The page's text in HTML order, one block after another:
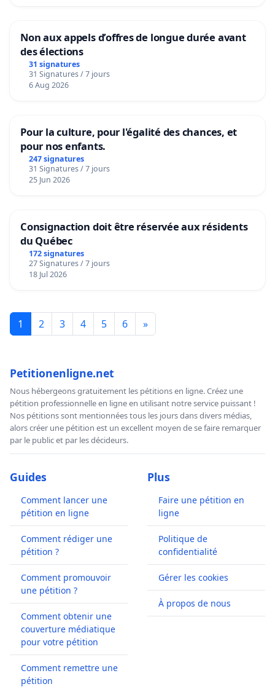
Non aux appels d’offres de longue durée avant
des élections
31 signatures
31 Signatures / 7 jours
6 Aug 2026
Pour la culture, pour l'égalité des chances, et
pour nos enfants.
247 signatures
31 Signatures / 7 jours
25 Jun 2026
Consignaction doit être réservée aux résidents
du Québec
172 signatures
27 Signatures / 7 jours
18 Jul 2026
1 2 3 4 5 6 »
Petitionenligne.net
Nous hébergeons gratuitement les pétitions en ligne. Créez une
pétition professionnelle en ligne en utilisant notre service puissant !
Nos pétitions sont mentionnées tous les jours dans divers médias,
alors créer une pétition est un excellent moyen de se faire remarquer
par le public et par les décideurs.
Guides
Comment lancer une
pétition en ligne
Comment rédiger une
pétition ?
Comment promouvoir
une pétition ?
Comment obtenir une
couverture médiatique
pour votre pétition
Comment remettre une
pétition
Plus
Faire une pétition en
ligne
Politique de
confidentialité
Gérer les cookies
À propos de nous